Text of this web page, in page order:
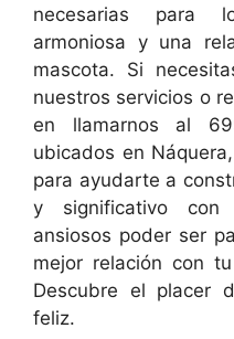
necesarias para
armoniosa y una
mascota. Si
nuestros servicios o
en llamarnos al
ubicados en
para ayudarte a
y significativo con
ansiosos poder ser
mejor relación con
Descubre el placer
feliz.